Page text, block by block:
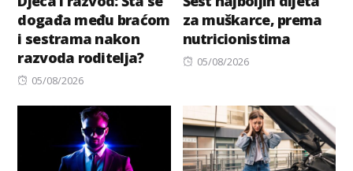
događa među braćom
i sestrama nakon
razvoda roditelja?
Posted
05/08/2026
za muškarce, prema
nutricionistima
Posted
05/08/2026